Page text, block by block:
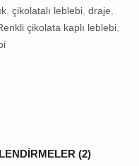
çikolatalı leblebi draje
çikolata kaplı leblebi
(2)